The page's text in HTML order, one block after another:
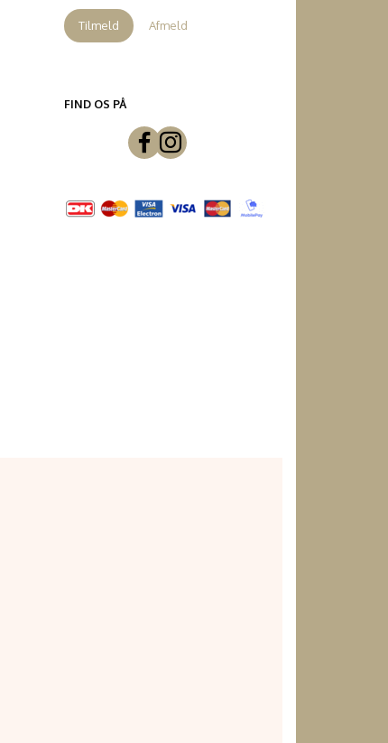
Tilmeld Afmeld
FIND OS PÅ